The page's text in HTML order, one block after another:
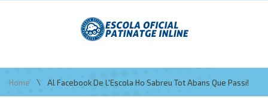
Home \ Al Facebook De L'Escola Ho Sabreu Tot Abans Que Passi!